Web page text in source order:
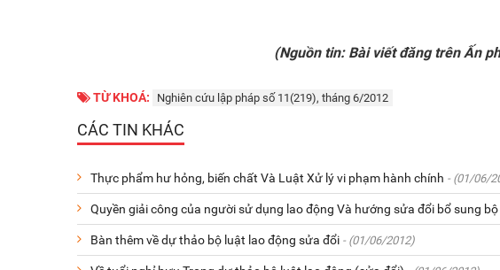
(Nguồn tin: Bài viết đăng trên Ấn
TỪ KHOÁ: Nghiên cứu lập pháp số 11(219), tháng 6/2012
CÁC TIN KHÁC
Thực phẩm hư hỏng, biến chất Và Luật Xử lý vi phạm hành chính - (01/06/
Quyền giải công của người sử dụng lao động Và hướng sửa đổi bổ sung
Bàn thêm về dự thảo bộ luật lao động sửa đổi - (01/06/2012)